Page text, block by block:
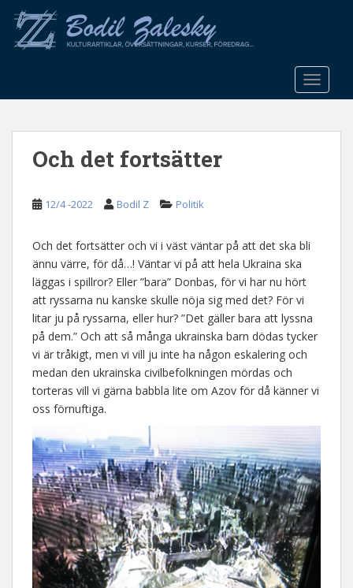
o
Och det fortsätter
12/4 -2022 Bodil Z Politik
Och det fortsätter och vi i väst väntar på att det ska bli
ännu värre, för då…! Väntar vi på att hela Ukraina ska
läggas i spillror? Eller ”bara” Donbas, för vi har nu hört
att ryssarna nu kanske skulle nöja sig med det? För vi
litar ju på ryssarna, eller hur? ”Det gäller bara att lyssna
på dem.” Och att så många ukrainska barn dödas tycker
vi är tråkigt, men vi vill ju inte ha någon eskalering och
medan den ukrainska civilbefolkningen mördas och
torteras vill vi gärna babbla lite om Azov för då känner vi
oss förnuftiga.